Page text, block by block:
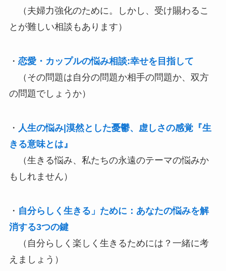
（夫婦力強化のために。しかし、受け賜わるこ
とが難しい相談もあります）
・ 恋愛・カップルの悩み相談:幸せを目指して
（その問題は自分の問題か相手の問題か、双方
の問題でしょうか）
・ 人生の悩み|漠然とした憂鬱、虚しさの感覚『生
きる意味とは』
（生きる悩み、私たちの永遠のテーマの悩みか
もしれません）
・ 自分らしく生きる」ために：あなたの悩みを解
消する3つの鍵
（自分らしく楽しく生きるためには？一緒に考
えましょう）